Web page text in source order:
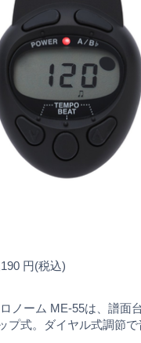
円(税込)
ノーム ME-55は、譜面
プ式。ダイヤル式調節で